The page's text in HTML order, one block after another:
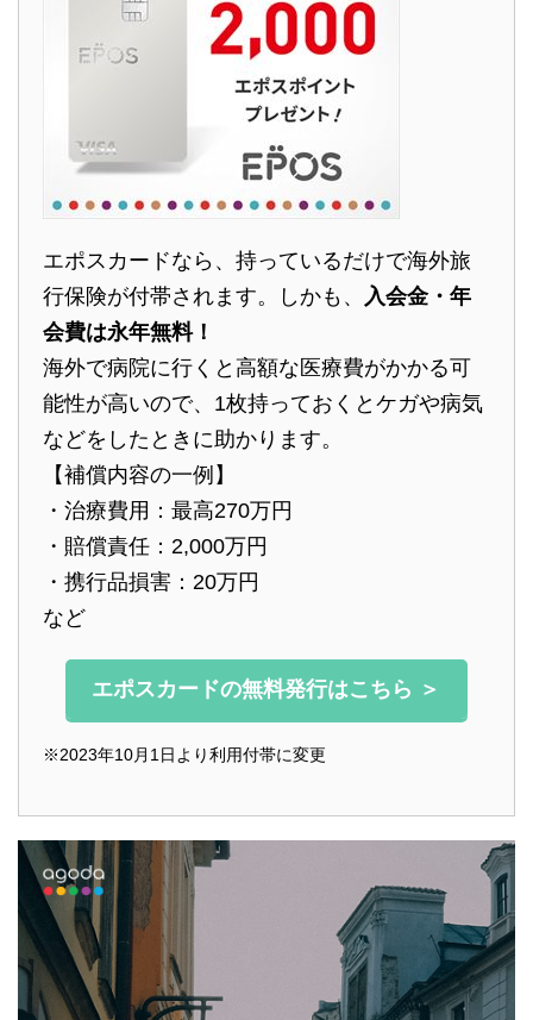
エポスカードなら、持っているだけで海外旅
行保険が付帯されます。しかも、 入会金・年
会費は永年無料！
海外で病院に行くと高額な医療費がかかる可
能性が高いので、1枚持っておくとケガや病気
などをしたときに助かります。
【補償内容の一例】
・治療費用：最高270万円
・賠償責任：2,000万円
・携行品損害：20万円
など
エポスカードの無料発行はこちら ＞
※2023年10月1日より利用付帯に変更